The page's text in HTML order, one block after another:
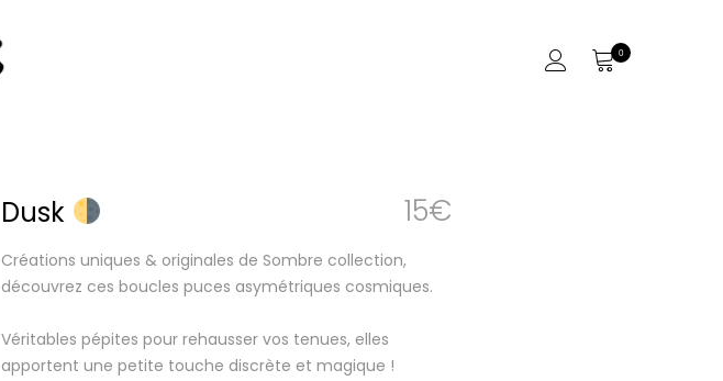
0
Dusk 15€
Créations uniques & originales de Sombre collection,
découvrez ces boucles puces asymétriques cosmiques.
Véritables pépites pour rehausser vos tenues, elles
apportent une petite touche discrète et magique !